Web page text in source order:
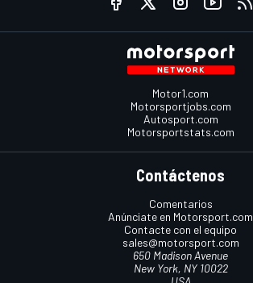
Motor1.com
Motorsportjobs.com
Autosport.com
Motorsportstats.com
Contáctenos
Comentarios
Anúnciate en Motorsport.com
Contacte con el equipo
sales@motorsport.com
650 Madison Avenue
New York, NY 10022